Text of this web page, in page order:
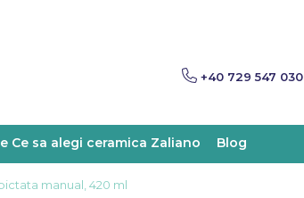
+40 729 547 030
Ce sa alegi ceramica Zaliano Blog
manual, 420 ml